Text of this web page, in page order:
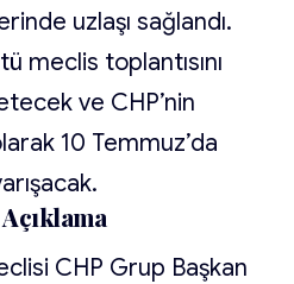
uzlaşı sağlandı.
meclis toplantısını
ve CHP’nin
10 Temmuz’da
CHP Grup Başkan